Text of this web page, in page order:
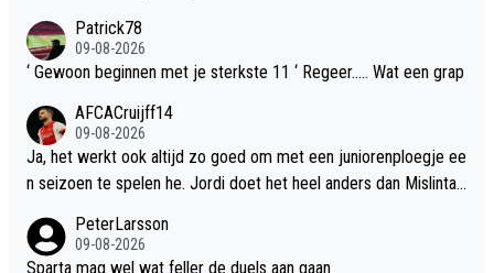
Patrick78
09-08-2026
‘ Gewoon beginnen met je sterkste 11 ‘ Regeer….. Wat een grap
AFCACruijff14
09-08-2026
Ja, het werkt ook altijd zo goed om met een juniorenploegje ee
n seizoen te spelen he. Jordi doet het heel anders dan Mislintat.
ainer passen en haalt ook nog eens kwaliteit binnen. En de jeugd
is onbelangrijk? Misschien moet je even controleren hoeveel tal
PeterLarsson
09-08-2026
Sparta mag wel wat feller de duels aan gaan